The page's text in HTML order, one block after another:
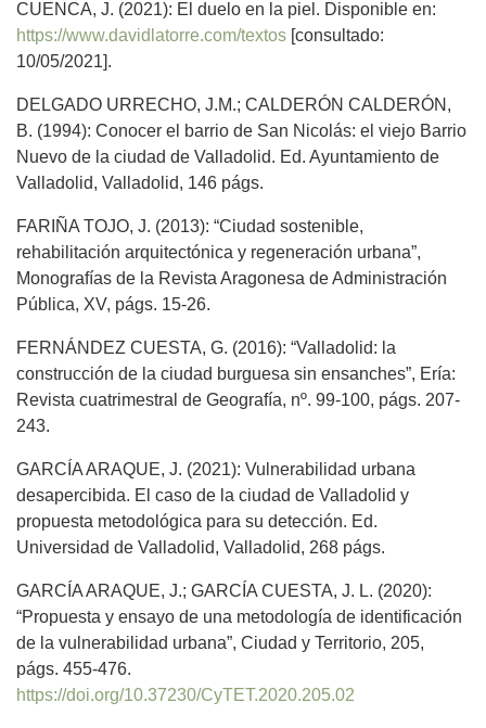
CUENCA, J. (2021): El duelo en la piel. Disponible en:
https://www.davidlatorre.com/textos [consultado:
10/05/2021].
DELGADO URRECHO, J.M.; CALDERÓN CALDERÓN,
B. (1994): Conocer el barrio de San Nicolás: el viejo Barrio
Nuevo de la ciudad de Valladolid. Ed. Ayuntamiento de
Valladolid, Valladolid, 146 págs.
FARIÑA TOJO, J. (2013): “Ciudad sostenible,
rehabilitación arquitectónica y regeneración urbana”,
Monografías de la Revista Aragonesa de Administración
Pública, XV, págs. 15-26.
FERNÁNDEZ CUESTA, G. (2016): “Valladolid: la
construcción de la ciudad burguesa sin ensanches”, Ería:
Revista cuatrimestral de Geografía, nº. 99-100, págs. 207-
243.
GARCÍA ARAQUE, J. (2021): Vulnerabilidad urbana
desapercibida. El caso de la ciudad de Valladolid y
propuesta metodológica para su detección. Ed.
Universidad de Valladolid, Valladolid, 268 págs.
GARCÍA ARAQUE, J.; GARCÍA CUESTA, J. L. (2020):
“Propuesta y ensayo de una metodología de identificación
de la vulnerabilidad urbana”, Ciudad y Territorio, 205,
págs. 455-476.
https://doi.org/10.37230/CyTET.2020.205.02